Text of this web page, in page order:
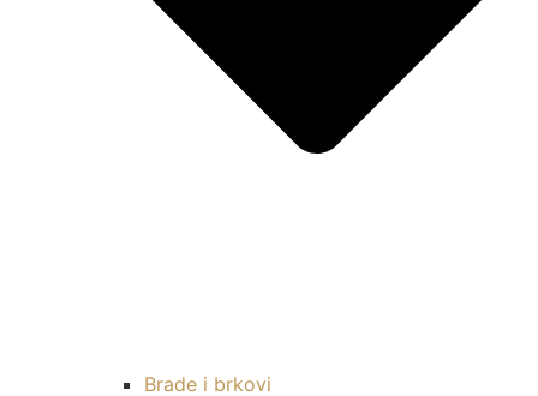
Brade i brkovi